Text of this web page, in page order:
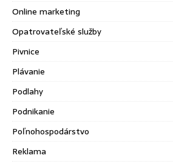
Online marketing
Opatrovateľské služby
Pivnice
Plávanie
Podlahy
Podnikanie
Poľnohospodárstvo
Reklama